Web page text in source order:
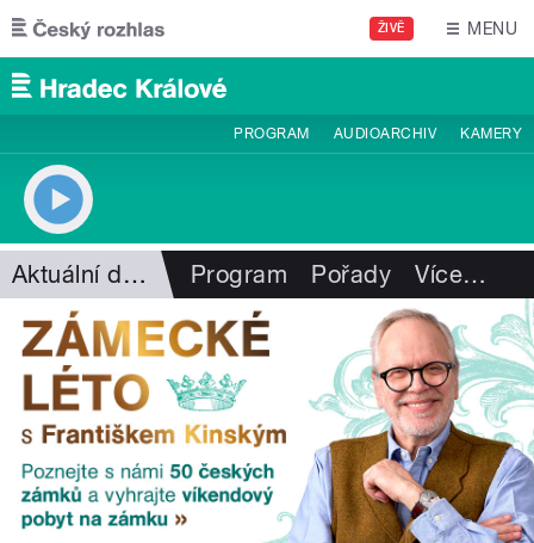
Přejít k hlavnímu obsahu
ŽIVĚ MENU
PROGRAM AUDIOARCHIV KAMERY
Aktuální dění Program Pořady Více…